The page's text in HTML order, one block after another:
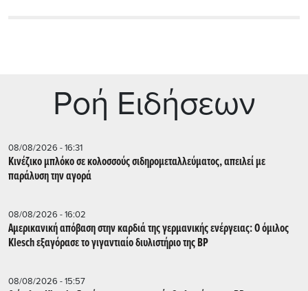
Ρoή Ειδήσεων
08/08/2026 - 16:31
Κινέζικο μπλόκο σε κολοσσούς σιδηρομεταλλεύματος, απειλεί με
παράλυση την αγορά
08/08/2026 - 16:02
Αμερικανική απόβαση στην καρδιά της γερμανικής ενέργειας: Ο όμιλος
Klesch εξαγόρασε το γιγαντιαίο διυλιστήριο της BP
08/08/2026 - 15:57